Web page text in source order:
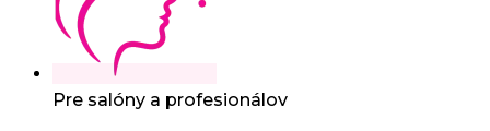
Pre salóny a profesionálov